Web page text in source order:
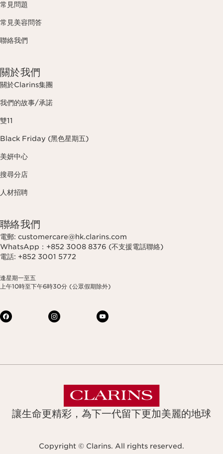
常見問題
常見美容問答
聯絡我們
關於我們
關於Clarins集團
我們的故事/承諾
雙11
Black Friday (黑色星期五)
美妍中心
搜尋分店
人材招聘
聯絡我們
電郵: customercare@hk.clarins.com
WhatsApp：+852 3008 8376 (不支援電話聯絡)
電話: +852 3001 5772
逢星期一至五
上午10時至下午6時30分 (公眾假期除外)
讓生命更精彩，為下一代留下更加美麗的地球
Copyright © Clarins. All rights reserved.